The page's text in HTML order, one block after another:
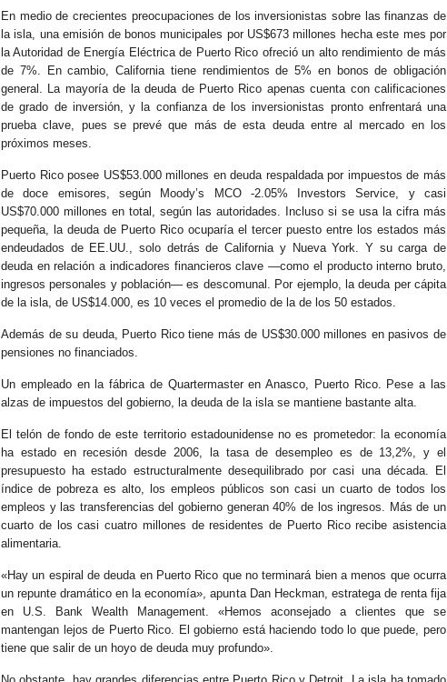
En medio de crecientes preocupaciones de los inversionistas sobre las finanzas de
la isla, una emisión de bonos municipales por US$673 millones hecha este mes por
la Autoridad de Energía Eléctrica de Puerto Rico ofreció un alto rendimiento de más
de 7%. En cambio, California tiene rendimientos de 5% en bonos de obligación
general. La mayoría de la deuda de Puerto Rico apenas cuenta con calificaciones
de grado de inversión, y la confianza de los inversionistas pronto enfrentará una
prueba clave, pues se prevé que más de esta deuda entre al mercado en los
próximos meses.
Puerto Rico posee US$53.000 millones en deuda respaldada por impuestos de más
de doce emisores, según Moody’s MCO -2.05% Investors Service, y casi
US$70.000 millones en total, según las autoridades. Incluso si se usa la cifra más
pequeña, la deuda de Puerto Rico ocuparía el tercer puesto entre los estados más
endeudados de EE.UU., solo detrás de California y Nueva York. Y su carga de
deuda en relación a indicadores financieros clave —como el producto interno bruto,
ingresos personales y población— es descomunal. Por ejemplo, la deuda per cápita
de la isla, de US$14.000, es 10 veces el promedio de la de los 50 estados.
Además de su deuda, Puerto Rico tiene más de US$30.000 millones en pasivos de
pensiones no financiados.
Un empleado en la fábrica de Quartermaster en Anasco, Puerto Rico. Pese a las
alzas de impuestos del gobierno, la deuda de la isla se mantiene bastante alta.
El telón de fondo de este territorio estadounidense no es prometedor: la economía
ha estado en recesión desde 2006, la tasa de desempleo es de 13,2%, y el
presupuesto ha estado estructuralmente desequilibrado por casi una década. El
índice de pobreza es alto, los empleos públicos son casi un cuarto de todos los
empleos y las transferencias del gobierno generan 40% de los ingresos. Más de un
cuarto de los casi cuatro millones de residentes de Puerto Rico recibe asistencia
alimentaria.
«Hay un espiral de deuda en Puerto Rico que no terminará bien a menos que ocurra
un repunte dramático en la economía», apunta Dan Heckman, estratega de renta fija
en U.S. Bank Wealth Management. «Hemos aconsejado a clientes que se
mantengan lejos de Puerto Rico. El gobierno está haciendo todo lo que puede, pero
tiene que salir de un hoyo de deuda muy profundo».